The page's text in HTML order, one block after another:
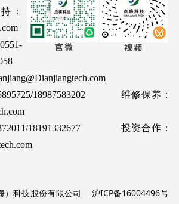
18987583202 维修保养：
18191332677 投资合作：
）科技股份有限公司 沪ICP备16004496号